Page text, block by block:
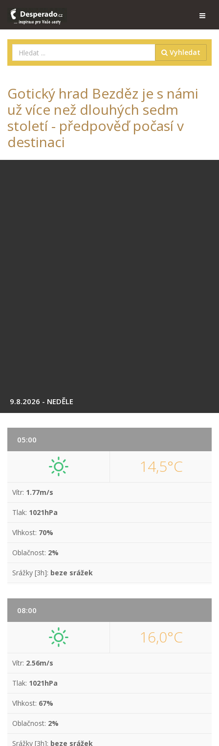
Vyhledat
Gotický hrad Bezděz je s námi
už více než dlouhých sedm
století - předpověď počasí v
destinaci
9.8.2026 - NEDĚLE
05:00
14,5°C
Vítr: 1.77m/s
Tlak: 1021hPa
Vlhkost: 70%
Oblačnost: 2%
Srážky [3h]: beze srážek
08:00
16,0°C
Vítr: 2.56m/s
Tlak: 1021hPa
Vlhkost: 67%
Oblačnost: 2%
Srážky [3h]: beze srážek